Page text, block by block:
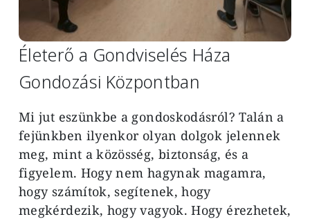
Életerő a Gondviselés Háza
Gondozási Központban
Mi jut eszünkbe a gondoskodásról? Talán a
fejünkben ilyenkor olyan dolgok jelennek
meg, mint a közösség, biztonság, és a
figyelem. Hogy nem hagynak magamra,
hogy számítok, segítenek, hogy
megkérdezik, hogy vagyok. Hogy érezhetek,